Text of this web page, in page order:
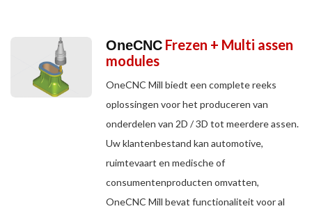
OneCNC Frezen + Multi assen
modules
OneCNC Mill biedt een complete reeks
oplossingen voor het produceren van
onderdelen van 2D / 3D tot meerdere assen.
Uw klantenbestand kan automotive,
ruimtevaart en medische of
consumentenproducten omvatten,
OneCNC Mill bevat functionaliteit voor al